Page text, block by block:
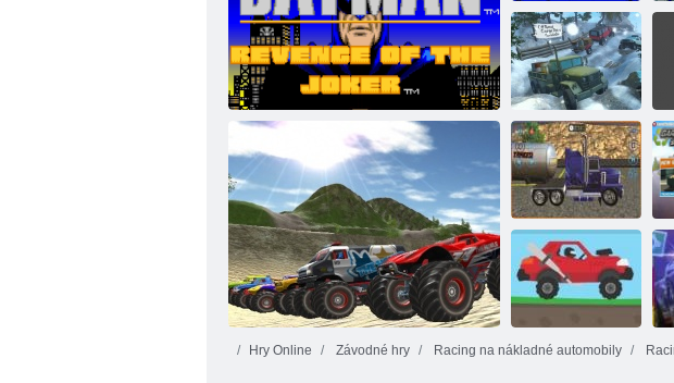
Batman: Jokerova pomsta
Batman Survival
Simulátor
terénnej jazdy
Preprava
ropným
tankerom
Hry Online Závodné hry Racing na nákladné automobily